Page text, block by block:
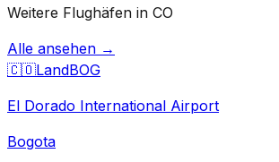
Weitere Flughäfen in CO
Alle ansehen →
🇨🇴LandBOG
El Dorado International Airport
Bogota